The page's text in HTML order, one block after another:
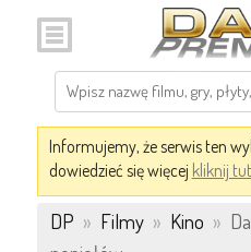
Informujemy, że serwis ten
dowiedzieć się więcej kliknij
DP » Filmy » Kino »